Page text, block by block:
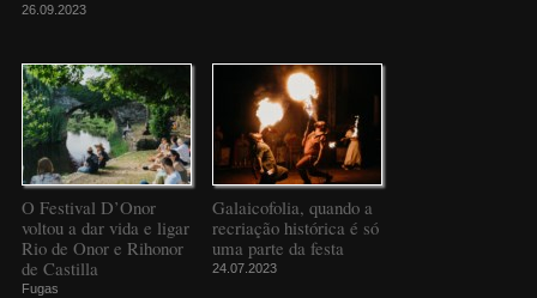
26.09.2023
O Festival D’Onor
voltou a dar vida e ligar
Rio de Onor e Rihonor
de Castilla
Fugas
Galaicofolia, quando a
recriação histórica é só
uma parte da festa
24.07.2023